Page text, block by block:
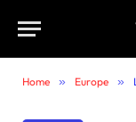
Home » Europe »